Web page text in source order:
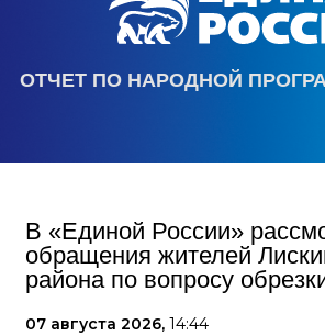
ОТЧЕТ ПО НАРОДНОЙ
В «Единой России»
обращения жителей
района по вопросу
07 августа 2026, 14:44